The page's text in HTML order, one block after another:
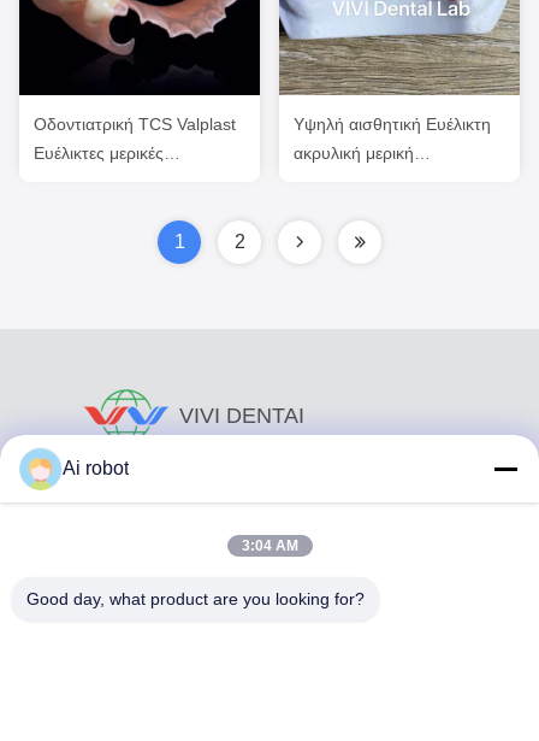
Οδοντιατρική TCS Valplast
Ευέλικτες μερικές
Υψηλή αισθητική Ευέλικτη
ακρυλική μερική
1 2
VIVI DENTAI
Ai robot
3:04 AM
Good day, what product are you looking for?